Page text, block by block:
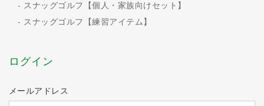
スナッグゴルフ【個人・家族向けセット】
スナッグゴルフ【練習アイテム】
ログイン
メールアドレス